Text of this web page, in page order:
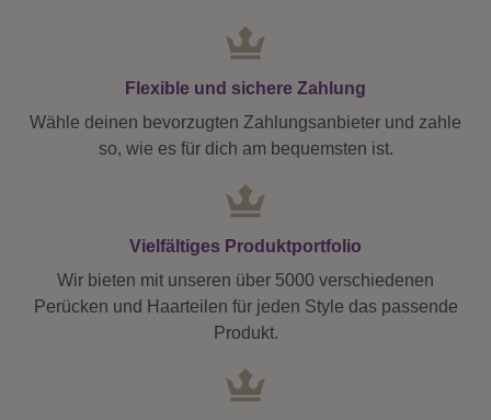
Flexible und sichere Zahlung
Wähle deinen bevorzugten Zahlungsanbieter und zahle
so, wie es für dich am bequemsten ist.
Vielfältiges Produktportfolio
Wir bieten mit unseren über 5000 verschiedenen
Perücken und Haarteilen für jeden Style das passende
Produkt.